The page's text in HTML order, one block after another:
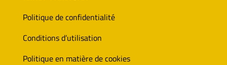
Politique de confidentialité
Conditions d’utilisation
Politique en matière de cookies